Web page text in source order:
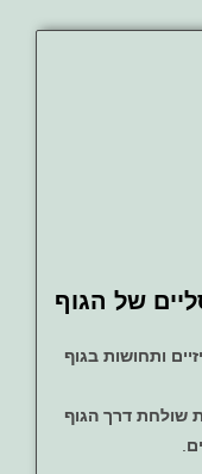
של הגוף
ותחושות בגוף
שולחת דרך הגוף